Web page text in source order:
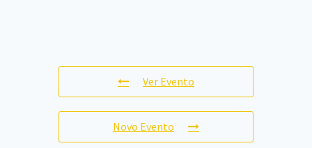
Ver Evento
Novo Evento